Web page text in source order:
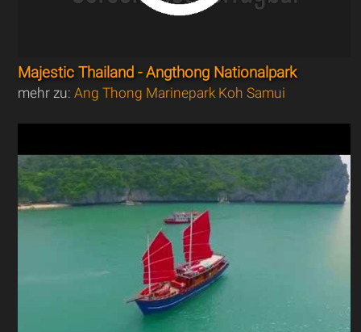
Majestic Thailand - Angthong Nationalpark
mehr zu:Ang Thong Marinepark Koh Samui